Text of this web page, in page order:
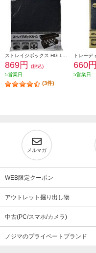
869円
(税込)
5営業日
(3件)
660円
5営業日
メルマガ
WEB限定クーポン
アウトレット掘り出し物
中古(PC/スマホ/カメラ)
ノジマのプライベートブランド